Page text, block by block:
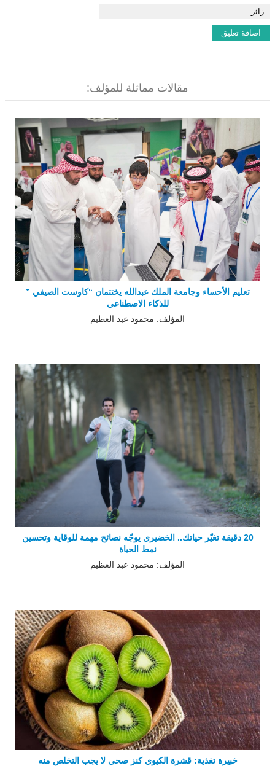
مقالات مماثلة للمؤلف:
تعليم الأحساء وجامعة الملك عبدالله يختتمان “كاوست الصيفي ”
للذكاء الاصطناعي
المؤلف: محمود عبد العظيم
20 دقيقة تغيّر حياتك.. الخضيري يوجّه نصائح مهمة للوقاية وتحسين
نمط الحياة
المؤلف: محمود عبد العظيم
خبيرة تغذية: قشرة الكيوي كنز صحي لا يجب التخلص منه